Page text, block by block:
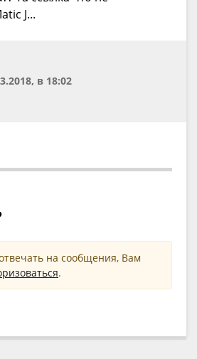
J...
в 18:02
на сообщения, Вам
.